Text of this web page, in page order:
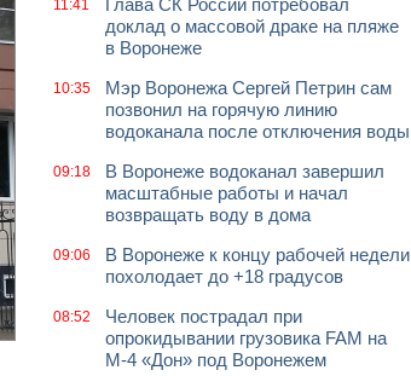
11:41
Глава СК России потребовал
доклад о массовой драке на пляже
в Воронеже
10:35
Мэр Воронежа Сергей Петрин сам
позвонил на горячую линию
водоканала после отключения воды
09:18
В Воронеже водоканал завершил
масштабные работы и начал
возвращать воду в дома
09:06
В Воронеже к концу рабочей недели
похолодает до +18 градусов
08:52
Человек пострадал при
опрокидывании грузовика FAM на
М-4 «Дон» под Воронежем